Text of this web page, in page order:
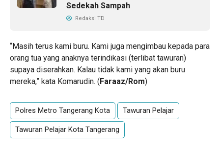
Sedekah Sampah
Redaksi TD
“Masih terus kami buru. Kami juga mengimbau kepada para
orang tua yang anaknya terindikasi (terlibat tawuran)
supaya diserahkan. Kalau tidak kami yang akan buru
mereka,” kata Komarudin. (Faraaz/Rom)
Polres Metro Tangerang Kota Tawuran Pelajar
Tawuran Pelajar Kota Tangerang